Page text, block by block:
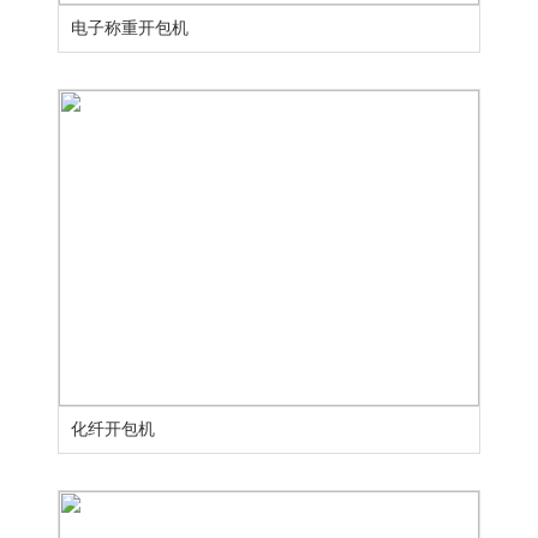
电子称重开包机
化纤开包机